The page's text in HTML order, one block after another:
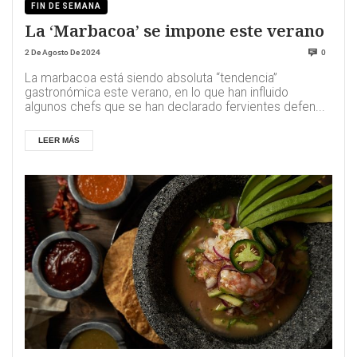
FIN DE SEMANA
La ‘Marbacoa’ se impone este verano
2 De Agosto De 2024 0
La marbacoa está siendo absoluta “tendencia”
gastronómica este verano, en lo que han influido
algunos chefs que se han declarado fervientes defen...
LEER MÁS